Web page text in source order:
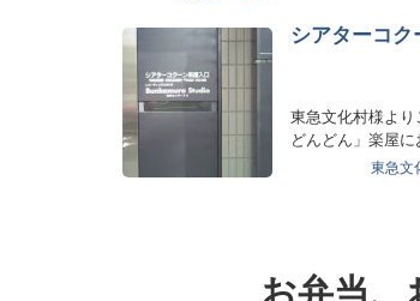
シアターコク
東急文化村様より
どんどん」楽屋
た。中村橋之助
東急文
お弁当、